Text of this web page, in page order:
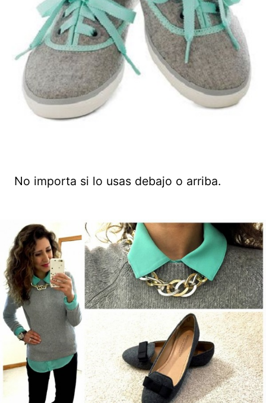
No importa si lo usas debajo o arriba.